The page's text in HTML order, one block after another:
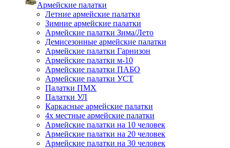
Армейские палатки
Летние армейские палатки
Зимние армейские палатки
Армейские палатки Зима/Лето
Демисезонные армейские палатки
Армейские палатки Гарнизон
Армейские палатки м-10
Армейские палатки ПАБО
Армейские палатки УСТ
Палатки ПМХ
Палатки УЛ
Каркасные армейские палатки
4х местные армейские палатки
Армейские палатки на 10 человек
Армейские палатки на 20 человек
Армейские палатки на 30 человек